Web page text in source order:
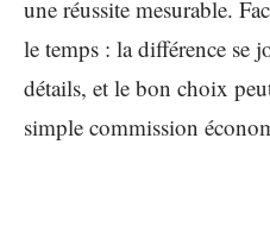
une réussite mesurable.
le temps : la différence se
détails, et le bon choix
simple commission